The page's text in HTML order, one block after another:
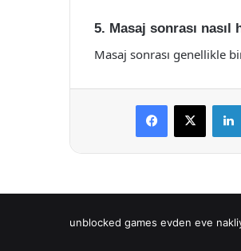
5. Masaj sonrası
Masaj sonrası genellikle
Facebook
X
unblocked games evden eve